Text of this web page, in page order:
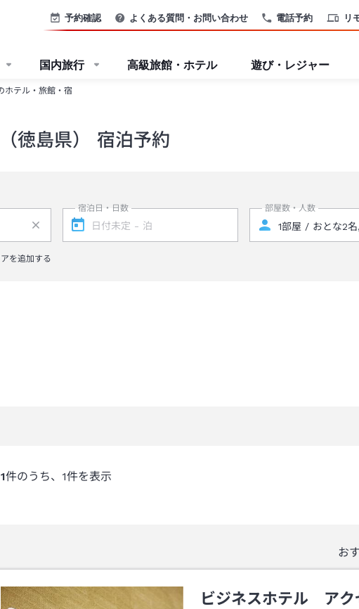
電話予約 リ
予約確認 よくある質問・お問い合わせ
国内旅行 高級旅館・ホテル 遊び・レジャー
ホテル・旅館・宿
徳島県） 宿泊予約
を追加する
宿泊日・日数 部屋数・人数
1件のうち、 1件を表示
お
ビジネスホテル アク